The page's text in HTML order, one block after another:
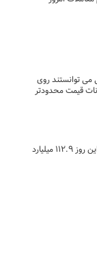
بود و آنها حتی می توانستند روی
قیمت محدودتر
خلاصه معاملات بازار زعفران در روز دوشنبه ۵ مرداد ماه ۱۴۰۵ نشان می دهد که ارزش معاملات طلای سرخ در بازار گواهی و صندوق زعفران بورس کالا در این روز ۱۱۲.۹ میلیارد